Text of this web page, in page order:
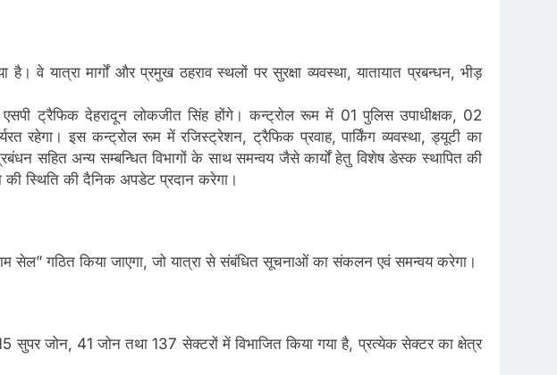
वे यात्रा मार्गों और प्रमुख ठहराव स्थलों पर सुरक्षा व्यवस्था, यातायात प्रबन्धन, भीड़
एसपी ट्रैफिक देहरादून लोकजीत सिंह होंगे। कन्ट्रोल रूम में 01 पुलिस उपाधीक्षक, 02
रहेगा। इस कन्ट्रोल रूम में रजिस्ट्रेशन, ट्रैफिक प्रवाह, पार्किंग व्यवस्था, ड्यूटी का
सहित अन्य सम्बन्धित विभागों के साथ समन्वय जैसे कार्यों हेतु विशेष डेस्क स्थापित की
की स्थिति की दैनिक अपडेट प्रदान करेगा।
सेल” गठित किया जाएगा, जो यात्रा से संबंधित सूचनाओं का संकलन एवं समन्वय करेगा।
15 सुपर जोन, 41 जोन तथा 137 सेक्टरों में विभाजित किया गया है, प्रत्येक सेक्टर का क्षेत्र